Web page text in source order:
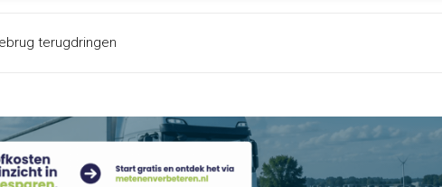
terugdringen